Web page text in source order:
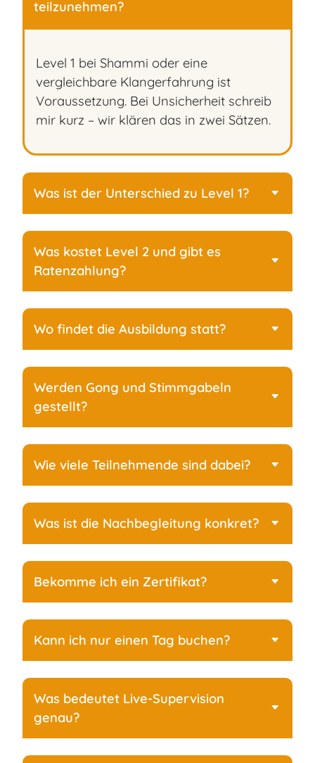
teilzunehmen?
Level 1 bei Shammi oder eine
vergleichbare Klangerfahrung ist
Voraussetzung. Bei Unsicherheit schreib
mir kurz – wir klären das in zwei Sätzen.
Was ist der Unterschied zu Level 1?
Was kostet Level 2 und gibt es
Ratenzahlung?
Wo findet die Ausbildung statt?
Werden Gong und Stimmgabeln
gestellt?
Wie viele Teilnehmende sind dabei?
Was ist die Nachbegleitung konkret?
Bekomme ich ein Zertifikat?
Kann ich nur einen Tag buchen?
Was bedeutet Live-Supervision
genau?